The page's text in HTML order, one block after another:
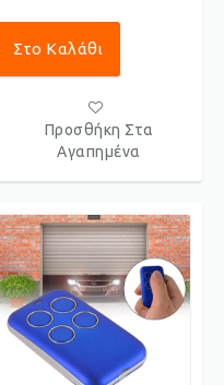
Στο Καλάθι
Προσθήκη Στα
Αγαπημένα